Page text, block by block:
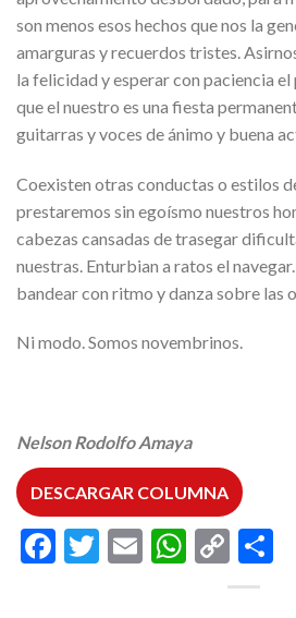
son menos esos hechos que nos la
amarguras y recuerdos tristes.
la felicidad y esperar con paciencia
que el nuestro es una fiesta
guitarras y voces de ánimo y buena
Coexisten otras conductas o estilos
prestaremos sin egoísmo nuestros
cabezas cansadas de trasegar
nuestras. Enturbian a ratos el
bandear con ritmo y danza sobre las
Ni modo. Somos novembrinos.
Nelson Rodolfo Amaya
DESCARGAR COLUMNA
Facebook
Twitter
Email Copy
Link